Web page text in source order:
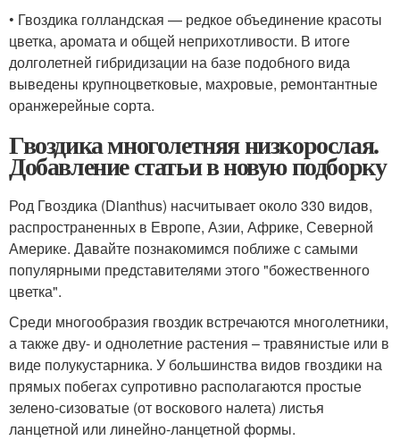
• Гвоздика голландская — редкое объединение красоты
цветка, аромата и общей неприхотливости. В итоге
долголетней гибридизации на базе подобного вида
выведены крупноцветковые, махровые, ремонтантные
оранжерейные сорта.
Гвоздика многолетняя низкорослая.
Добавление статьи в новую подборку
Род Гвоздика (Dianthus) насчитывает около 330 видов,
распространенных в Европе, Азии, Африке, Северной
Америке. Давайте познакомимся поближе с самыми
популярными представителями этого "божественного
цветка".
Среди многообразия гвоздик встречаются многолетники,
а также дву- и однолетние растения – травянистые или в
виде полукустарника. У большинства видов гвоздики на
прямых побегах супротивно располагаются простые
зелено-сизоватые (от воскового налета) листья
ланцетной или линейно-ланцетной формы.